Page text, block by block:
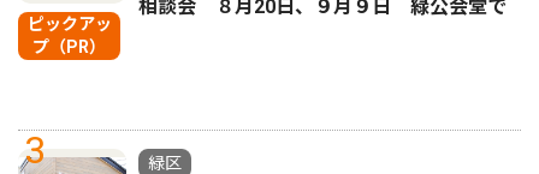
ピックアッ
プ（PR）
相談会 ８月20日、９月９日 緑公会堂で
3
緑区